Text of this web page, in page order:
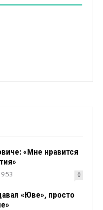
«Мне нравится
0
«Юве», просто